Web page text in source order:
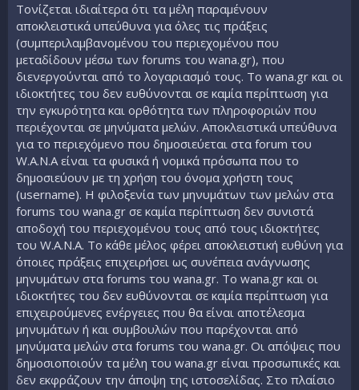
Τονίζεται ιδιαίτερα ότι τα μέλη παραμένουν
αποκλειστικά υπεύθυνα για όλες τις πράξεις
(συμπεριλαμβανομένου του περιεχομένου που
μεταδίδουν μέσω των forums του wana.gr), που
διενεργούνται από το λογαριασμό τους. To wana.gr και οι
ιδιοκτήτες του δεν ευθύνονται σε καμία περίπτωση για
την εγκυρότητα και ορθότητα των πληροφοριών που
περιέχονται σε μηνύματα μελών. Αποκλειστικά υπεύθυνα
για το περιεχόμενο που δημοσιεύεται στα forum του
W.A.N.A είναι τα φυσικά ή νομικά πρόσωπα που το
δημοσιεύουν με τη χρήση του όνομα χρήστη τους
(username). Η φιλοξενία των μηνυμάτων των μελών στα
forums του wana.gr σε καμία περίπτωση δεν συνιστά
αποδοχή του περιεχομένου τους από τους ιδιοκτήτες
του W.A.N.A. Το κάθε μέλος φέρει αποκλειστική ευθύνη για
όποιες πράξεις επιχειρήσει ως συνέπεια ανάγνωσης
μηνυμάτων στα forums του wana.gr. Το wana.gr και οι
ιδιοκτήτες του δεν ευθύνονται σε καμία περίπτωση για
επιχειρούμενες ενέργειες που θα είναι αποτέλεσμα
μηνυμάτων ή και συμβουλών που παρέχονται από
μηνύματα μελών στα forums του wana.gr. Οι απόψεις που
δημοσιοποιoύν τα μέλη του wana.gr είναι προσωπικές και
δεν εκφράζουν την άποψη της ιστοσελίδας. Στο πλαίσιο